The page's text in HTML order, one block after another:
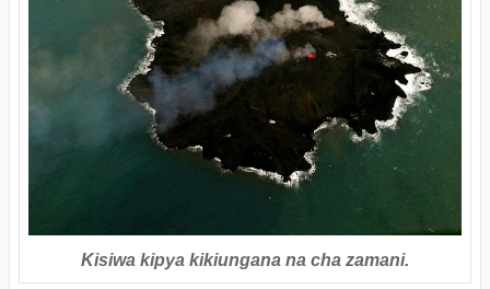
Kisiwa kipya kikiungana na cha zamani.